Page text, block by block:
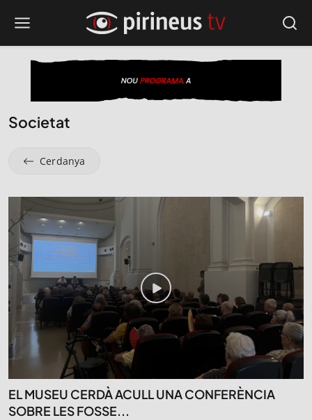
Societat
Cerdanya
EL MUSEU CERDÀ ACULL UNA CONFERÈNCIA
SOBRE LES FOSSE...